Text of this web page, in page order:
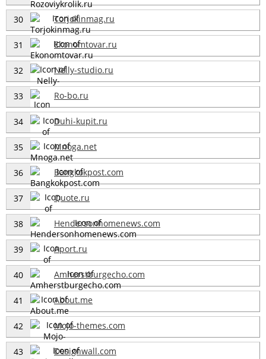
30 Torjokinmag.ru
31 Ekonomtovar.ru
32 Nelly-studio.ru
33 Ro-bo.ru
34 Duhi-kupit.ru
35 Mnoga.net
36 Bangkokpost.com
37 Quote.ru
38 Hendersonhomenews.com
39 Aport.ru
40 Amherstburgecho.com
41 About.me
42 Mojo-themes.com
43 Designwall.com